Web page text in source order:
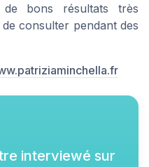
bons résultats très
consulter pendant des
interviewé sur